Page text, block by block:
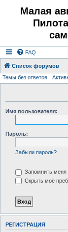
Малая
FAQ
Список форумов
Темы без ответов
Имя пользователя:
Пароль:
Забыли пароль?
Запомнить меня
Скрыть моё
РЕГИСТРАЦИЯ